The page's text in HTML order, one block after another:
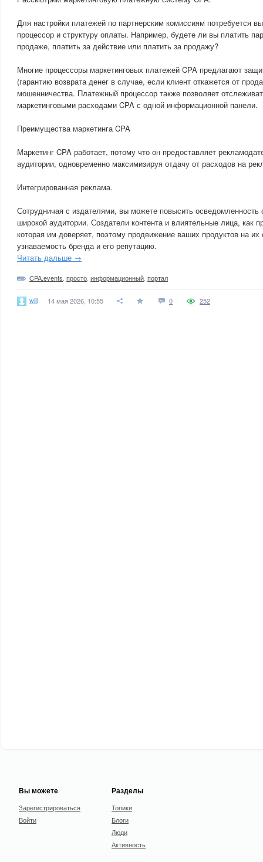
Для настройки платежей по партнерским комиссиям потребуется
процессор и структуру оплаты. Например, будете ли вы платить
продаже, платить за действие или платить за продажу?
Многие процессоры маркетинговых платежей CPA предлагают
(гарантию возврата денег в случае, если клиент откажется от
мошенничества. Платежный процессор также позволяет
маркетинговыми расходами CPA с одной информационной панели.
Преимущества маркетинга CPA
Маркетинг CPA работает, потому что он предоставляет
аудитории, одновременно максимизируя отдачу от расходов на
Интегрированная реклама.
Сотрудничая с издателями, вы можете повысить осведомленность
широкой аудитории. Создатели контента и влиятельные лица, как
которая им доверяет, поэтому продвижение ваших продуктов на их
узнаваемость бренда и его репутацию.
Читать дальше →
CPA.events просто информационный портал
will 14 мая 2026, 10:55 0 252
Вы можете
Зарегистрироваться
Войти
Разделы
Топики
Блоги
Люди
Активность